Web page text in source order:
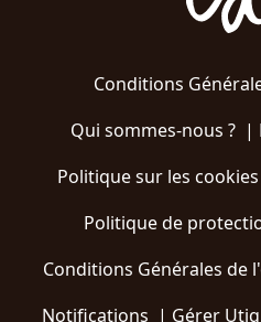
Conditions
Qui sommes-nous ?|
Politique sur les
Politique de
Conditions Générales de
Notifications | Gérer Utiq